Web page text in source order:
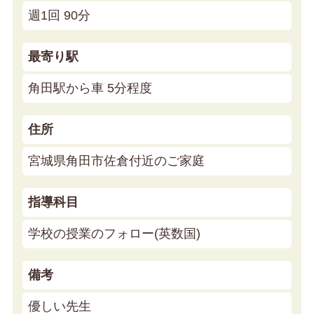
週1回 90分
最寄り駅
角田駅から車 5分程度
住所
宮城県角田市佐倉付近のご家庭
指導科目
学校の授業のフォロー(英数国)
備考
優しい先生